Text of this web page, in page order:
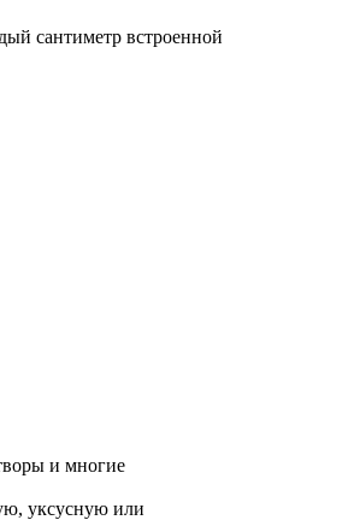
сантиметр встроенной
и многие
уксусную или